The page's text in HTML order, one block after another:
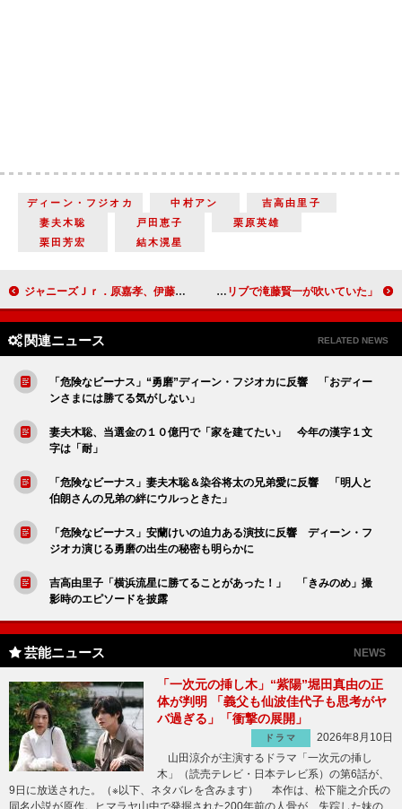
ディーン・フジオカ 中村アン
吉高由里子
妻夫木聡
戸田恵子
栗原英雄
栗田芳宏
結木滉星
ジャニーズＪｒ．原嘉孝、伊藤健太郎の代役で力士役を熱演 「全員が僕を支えてくれた」 玉木宏主演の「極主夫道」でアドリブがさく裂 「水野美紀のアドリブで滝藤賢一が吹いていた」
関連ニュース RELATED NEWS
「危険なビーナス」“勇磨”ディーン・フジオカに反響 「おディー
ンさまには勝てる気がしない」
妻夫木聡、当選金の１０億円で「家を建てたい」 今年の漢字１文
字は「耐」
「危険なビーナス」妻夫木聡＆染谷将太の兄弟愛に反響 「明人と
伯朗さんの兄弟の絆にウルっときた」
「危険なビーナス」安蘭けいの迫力ある演技に反響 ディーン・フ
ジオカ演じる勇磨の出生の秘密も明らかに
吉高由里子「横浜流星に勝てることがあった！」 「きみのめ」撮
影時のエピソードを披露
芸能ニュース NEWS
「一次元の挿し木」“紫陽”堀田真由の正
体が判明 「義父も仙波佳代子も思考がヤ
バ過ぎる」「衝撃の展開」
ドラマ
2026年8月10日
山田涼介が主演するドラマ「一次元の挿し
木」（読売テレビ・日本テレビ系）の第6話が、
9日に放送された。（※以下、ネタバレを含みます） 本作は、松下龍之介氏の
同名小説が原作。ヒマラヤ山中で発掘された200年前の人骨が、失踪した妹の